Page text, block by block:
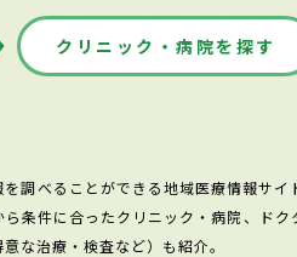
クリニック・病院を探す
調べることができる地域医療情報サイ
件に合ったクリニック・病院、ドク
な治療・検査など）も紹介。